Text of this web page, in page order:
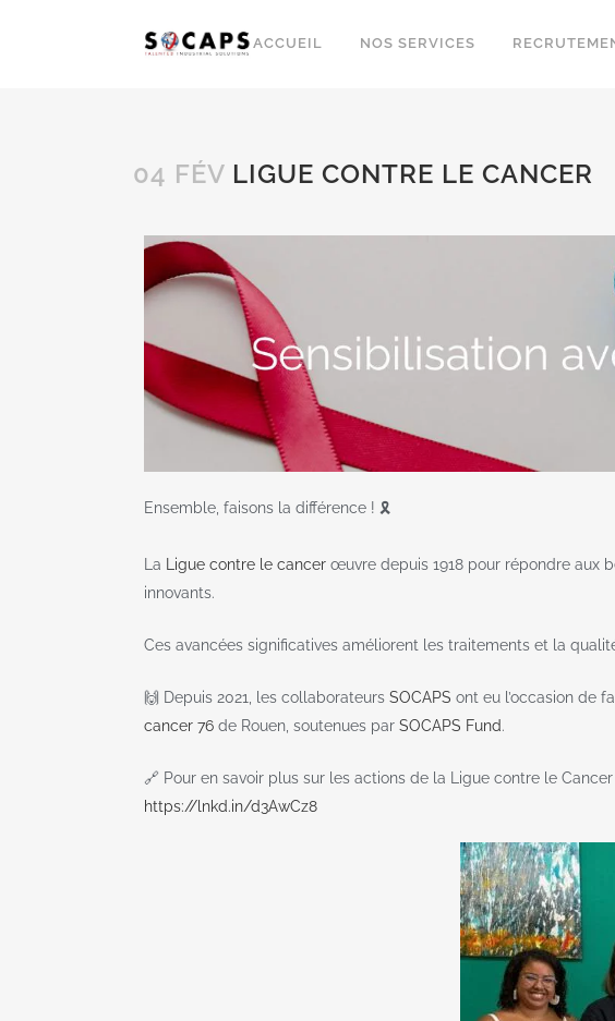
ACCUEIL NOS SERVICES
04 FÉV LIGUE CONTRE LE CANCER
Ensemble, faisons la différence ! 🎗️
La Ligue contre le cancer œuvre depuis 1918 pour répondre aux
innovants.
Ces avancées significatives améliorent les traitements et la
🙌 Depuis 2021, les collaborateurs SOCAPS ont eu l’occasion de
cancer 76 de Rouen, soutenues par SOCAPS Fund.
🔗 Pour en savoir plus sur les actions de la Ligue contre le
https://lnkd.in/d3AwCz8